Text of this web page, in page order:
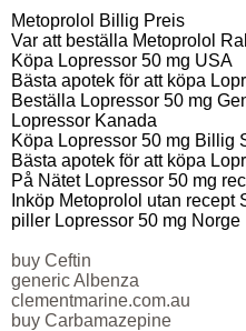
Metoprolol Billig Preis
Var att beställa Metoprolol
Köpa Lopressor 50 mg USA
Bästa apotek för att köpa
Beställa Lopressor 50 mg
Lopressor Kanada
Köpa Lopressor 50 mg Billig
Bästa apotek för att köpa
På Nätet Lopressor 50 mg
Inköp Metoprolol utan recept
piller Lopressor 50 mg Norge
buy Ceftin
generic Albenza
clementmarine.com.au
buy Carbamazepine